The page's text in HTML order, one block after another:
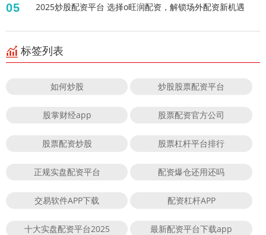
05 2025炒股配资平台 选择o旺润配资，解锁场外配资新机遇
标签列表
如何炒股 炒股股票配资平台
股掌财经app 股票配资官方公司
股票配资炒股 股票杠杆平台排行
正规实盘配资平台 配资爆仓还用还吗
交易软件APP下载 配资杠杆APP
十大实盘配资平台2025 最新配资平台下载app